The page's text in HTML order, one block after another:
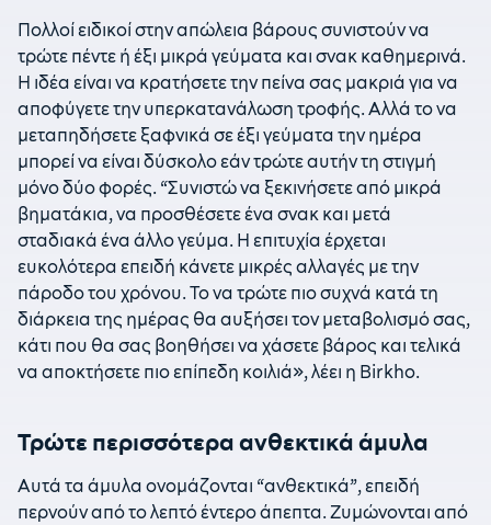
Πολλοί ειδικοί στην απώλεια βάρους συνιστούν να
τρώτε πέντε ή έξι μικρά γεύματα και σνακ καθημερινά.
Η ιδέα είναι να κρατήσετε την πείνα σας μακριά για να
αποφύγετε την υπερκατανάλωση τροφής. Αλλά το να
μεταπηδήσετε ξαφνικά σε έξι γεύματα την ημέρα
μπορεί να είναι δύσκολο εάν τρώτε αυτήν τη στιγμή
μόνο δύο φορές. “Συνιστώ να ξεκινήσετε από μικρά
βηματάκια, να προσθέσετε ένα σνακ και μετά
σταδιακά ένα άλλο γεύμα. Η επιτυχία έρχεται
ευκολότερα επειδή κάνετε μικρές αλλαγές με την
πάροδο του χρόνου. Το να τρώτε πιο συχνά κατά τη
διάρκεια της ημέρας θα αυξήσει τον μεταβολισμό σας,
κάτι που θα σας βοηθήσει να χάσετε βάρος και τελικά
να αποκτήσετε πιο επίπεδη κοιλιά», λέει η Birkho.
Τρώτε περισσότερα ανθεκτικά άμυλα
Αυτά τα άμυλα ονομάζονται “ανθεκτικά”, επειδή
περνούν από το λεπτό έντερο άπεπτα. Ζυμώνονται από